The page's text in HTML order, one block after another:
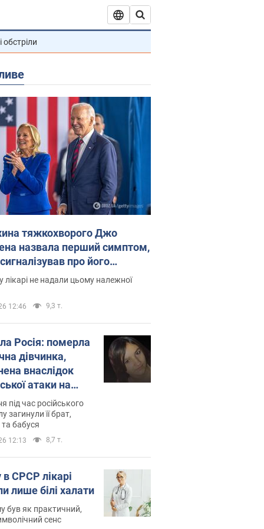
обстріли
тяжкохворого Джо
назвала перший симптом,
про його
рак
лікарі не надали цьому належної
12:46 9,3 т.
Росія: померла
дівчинка,
внаслідок
атаки на
Фото
під час російського
загинули її брат,
та бабуся
12:13 8,7 т.
СРСР лікарі
лише білі халати
був як практичний,
сенс